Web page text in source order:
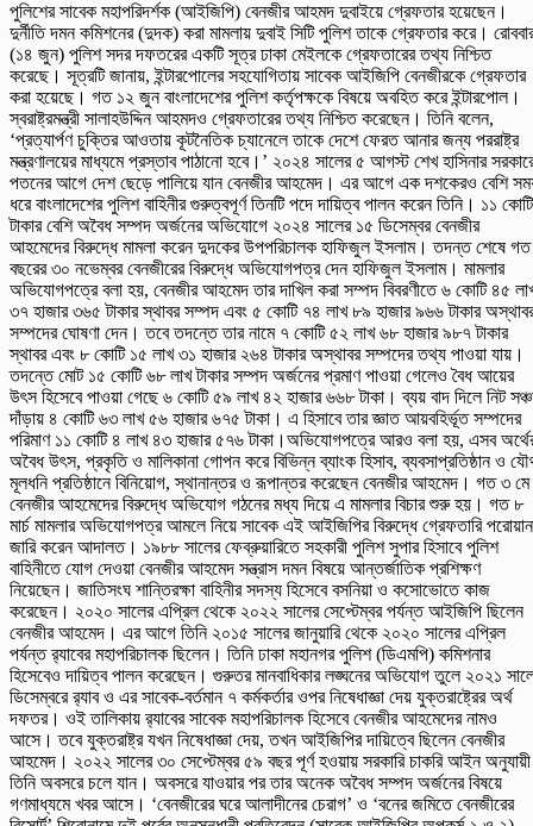
পুলিশের সাবেক মহাপরিদর্শক (আইজিপি) বেনজীর আহমদ দুবাইয়ে গ্রেফতার হয়েছেন।
দুর্নীতি দমন কমিশনের (দুদক) করা মামলায় দুবাই সিটি পুলিশ তাকে গ্রেফতার করে।
(১৪ জুন) পুলিশ সদর দফতরের একটি সূত্র ঢাকা মেইলকে গ্রেফতারের তথ্য নিশ্চিত
করেছে। সূত্রটি জানায়, ইন্টারপোলের সহযোগিতায় সাবেক আইজিপি বেনজীরকে গ্রেফতার
করা হয়েছে। গত ১২ জুন বাংলাদেশের পুলিশ কর্তৃপক্ষকে বিষয়ে অবহিত করে ইন্টারপোল।
স্বরাষ্ট্রমন্ত্রী সালাহউদ্দিন আহমদও গ্রেফতারের তথ্য নিশ্চিত করেছেন। তিনি বলেন,
‘প্রত্যার্পণ চুক্তির আওতায় কূটনৈতিক চ্যানেলে তাকে দেশে ফেরত আনার জন্য পররাষ্ট্র
মন্ত্রণালয়ের মাধ্যমে প্রস্তাব পাঠানো হবে।’ ২০২৪ সালের ৫ আগস্ট শেখ হাসিনার
পতনের আগে দেশ ছেড়ে পালিয়ে যান বেনজীর আহমেদ। এর আগে এক দশকেরও বেশি
ধরে বাংলাদেশের পুলিশ বাহিনীর গুরুত্বপূর্ণ তিনটি পদে দায়িত্ব পালন করেন তিনি। ১১ কোটি
টাকার বেশি অবৈধ সম্পদ অর্জনের অভিযোগে ২০২৪ সালের ১৫ ডিসেম্বর বেনজীর
আহমেদের বিরুদ্ধে মামলা করেন দুদকের উপপরিচালক হাফিজুল ইসলাম। তদন্ত শেষে গত
বছরের ৩০ নভেম্বর বেনজীরের বিরুদ্ধে অভিযোগপত্র দেন হাফিজুল ইসলাম। মামলার
অভিযোগপত্রে বলা হয়, বেনজীর আহমেদ তার দাখিল করা সম্পদ বিবরণীতে ৬ কোটি ৪৫
৩৭ হাজার ৩৬৫ টাকার স্থাবর সম্পদ এবং ৫ কোটি ৭৪ লাখ ৮৯ হাজার ৯৬৬ টাকার
সম্পদের ঘোষণা দেন। তবে তদন্তে তার নামে ৭ কোটি ৫২ লাখ ৬৮ হাজার ৯৮৭ টাকার
স্থাবর এবং ৮ কোটি ১৫ লাখ ৩১ হাজার ২৬৪ টাকার অস্থাবর সম্পদের তথ্য পাওয়া যায়।
তদন্তে মোট ১৫ কোটি ৬৮ লাখ টাকার সম্পদ অর্জনের প্রমাণ পাওয়া গেলেও বৈধ আয়ের
উৎস হিসেবে পাওয়া গেছে ৬ কোটি ৫৯ লাখ ৪২ হাজার ৬৬৮ টাকা। ব্যয় বাদ দিলে নিট
দাঁড়ায় ৪ কোটি ৬৩ লাখ ৫৬ হাজার ৬৭৫ টাকা। এ হিসাবে তার জ্ঞাত আয়বহির্ভূত সম্পদের
পরিমাণ ১১ কোটি ৪ লাখ ৪৩ হাজার ৫৭৬ টাকা।অভিযোগপত্রে আরও বলা হয়, এসব
অবৈধ উৎস, প্রকৃতি ও মালিকানা গোপন করে বিভিন্ন ব্যাংক হিসাব, ব্যবসাপ্রতিষ্ঠান ও
মূলধনি প্রতিষ্ঠানে বিনিয়োগ, স্থানান্তর ও রূপান্তর করেছেন বেনজীর আহমেদ। গত ৩ মে
বেনজীর আহমেদের বিরুদ্ধে অভিযোগ গঠনের মধ্য দিয়ে এ মামলার বিচার শুরু হয়। গত ৮
মার্চ মামলার অভিযোগপত্র আমলে নিয়ে সাবেক এই আইজিপির বিরুদ্ধে গ্রেফতারি
জারি করেন আদালত। ১৯৮৮ সালের ফেব্রুয়ারিতে সহকারী পুলিশ সুপার হিসাবে পুলিশ
বাহিনীতে যোগ দেওয়া বেনজীর আহমেদ সন্ত্রাস দমন বিষয়ে আন্তর্জাতিক প্রশিক্ষণ
নিয়েছেন। জাতিসংঘ শান্তিরক্ষা বাহিনীর সদস্য হিসেবে বসনিয়া ও কসোভোতে কাজ
করেছেন। ২০২০ সালের এপ্রিল থেকে ২০২২ সালের সেপ্টেম্বর পর্যন্ত আইজিপি ছিলেন
বেনজীর আহমেদ। এর আগে তিনি ২০১৫ সালের জানুয়ারি থেকে ২০২০ সালের এপ্রিল
পর্যন্ত র‍্যাবের মহাপরিচালক ছিলেন। তিনি ঢাকা মহানগর পুলিশ (ডিএমপি) কমিশনার
হিসেবেও দায়িত্ব পালন করেছেন। গুরুতর মানবাধিকার লঙ্ঘনের অভিযোগ তুলে ২০২১
ডিসেম্বরে র‍্যাব ও এর সাবেক-বর্তমান ৭ কর্মকর্তার ওপর নিষেধাজ্ঞা দেয় যুক্তরাষ্ট্রের অর্থ
দফতর। ওই তালিকায় র‍্যাবের সাবেক মহাপরিচালক হিসেবে বেনজীর আহমেদের নামও
আসে। তবে যুক্তরাষ্ট্র যখন নিষেধাজ্ঞা দেয়, তখন আইজিপির দায়িত্বে ছিলেন বেনজীর
আহমেদ। ২০২২ সালের ৩০ সেপ্টেম্বর ৫৯ বছর পূর্ণ হওয়ায় সরকারি চাকরি আইন অনুযায়ী
তিনি অবসরে চলে যান। অবসরে যাওয়ার পর তার অনেক অবৈধ সম্পদ অর্জনের বিষয়ে
গণমাধ্যমে খবর আসে। ‘বেনজীরের ঘরে আলাদীনের চেরাগ’ ও ‘বনের জমিতে বেনজীরের